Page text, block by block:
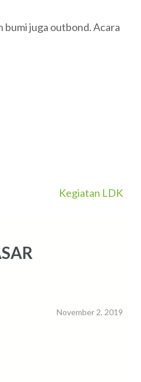
bumi juga outbond. Acara
Kegiatan LDK
November 2, 2019